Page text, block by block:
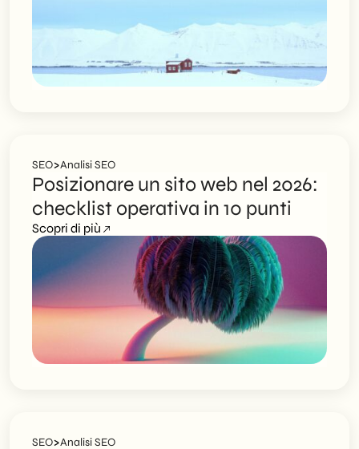
SEO>Analisi SEO
Posizionare un sito web nel 2026:
checklist operativa in 10 punti
Scopri di più
SEO>Analisi SEO